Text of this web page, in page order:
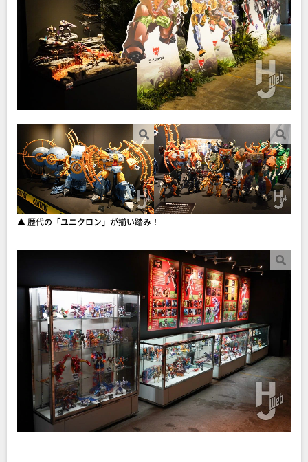
▲ 歴代の「ユニクロン」が揃い踏み！